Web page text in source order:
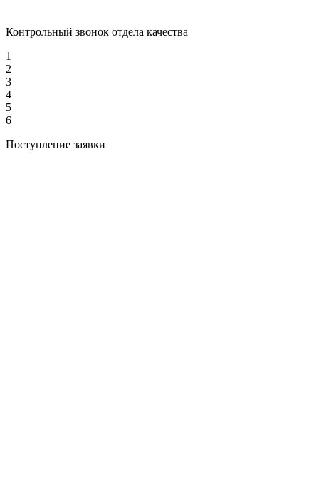
Контрольный звонок отдела качества
1
2
3
4
5
6
Поступление заявки